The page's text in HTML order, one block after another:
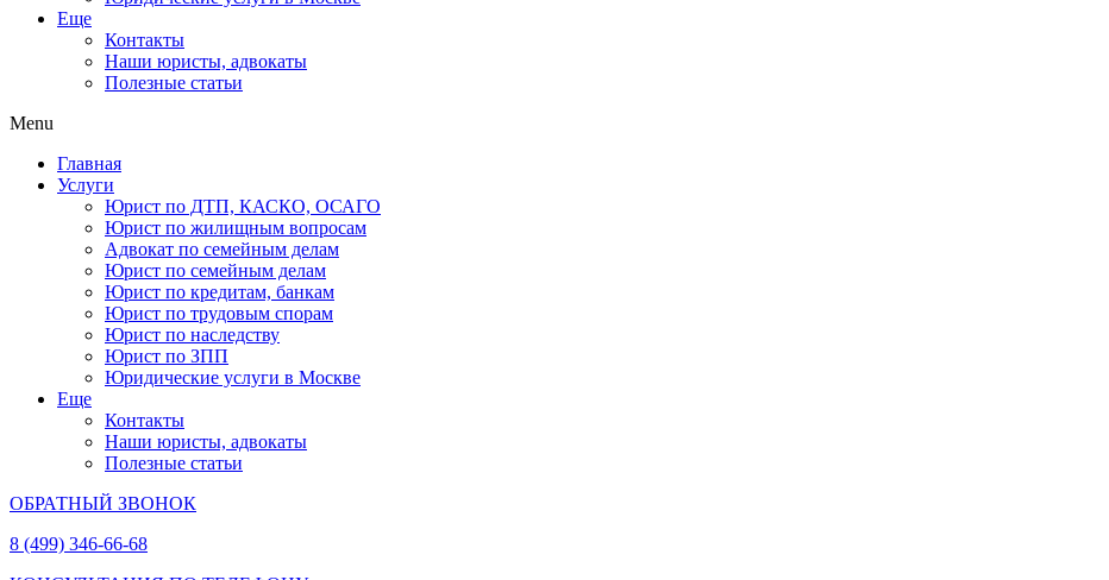
Еще
Контакты
Наши юристы, адвокаты
Полезные статьи
Menu
Главная
Услуги
Юрист по ДТП, КАСКО, ОСАГО
Юрист по жилищным вопросам
Адвокат по семейным делам
Юрист по семейным делам
Юрист по кредитам, банкам
Юрист по трудовым спорам
Юрист по наследству
Юрист по ЗПП
Юридические услуги в Москве
Еще
Контакты
Наши юристы, адвокаты
Полезные статьи
ОБРАТНЫЙ ЗВОНОК
8 (499) 346-66-68